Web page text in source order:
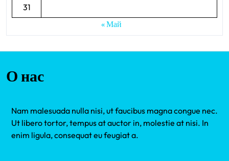
31
« Май
О нас
Nam malesuada nulla nisi, ut faucibus magna congue nec.
Ut libero tortor, tempus at auctor in, molestie at nisi. In
enim ligula, consequat eu feugiat a.